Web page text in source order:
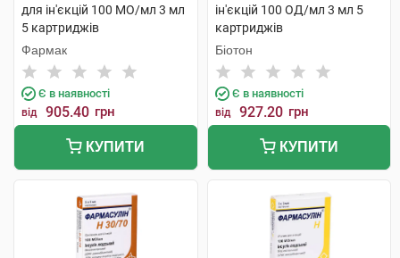
для ін'єкцій 100 МО/мл 3 мл
5 картриджів
Фармак
Є в наявності
від 905.40 грн
КУПИТИ
ін'єкцій 100 ОД/мл 3 мл 5
картриджів
Біотон
Є в наявності
від 927.20 грн
КУПИТИ